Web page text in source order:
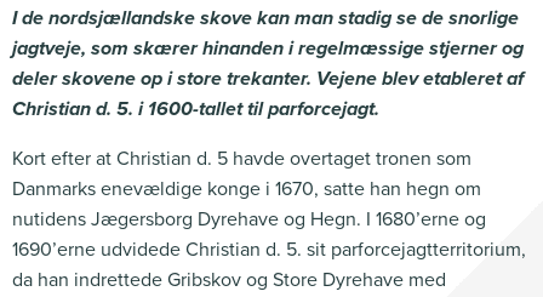
I de nordsjællandske skove kan man stadig se de snorlige
jagtveje, som skærer hinanden i regelmæssige stjerner og
deler skovene op i store trekanter. Vejene blev etableret af
Christian d. 5. i 1600-tallet til parforcejagt.
Kort efter at Christian d. 5 havde overtaget tronen som
Danmarks enevældige konge i 1670, satte han hegn om
nutidens Jægersborg Dyrehave og Hegn. I 1680’erne og
1690’erne udvidede Christian d. 5. sit parforcejagtterritorium,
da han indrettede Gribskov og Store Dyrehave med